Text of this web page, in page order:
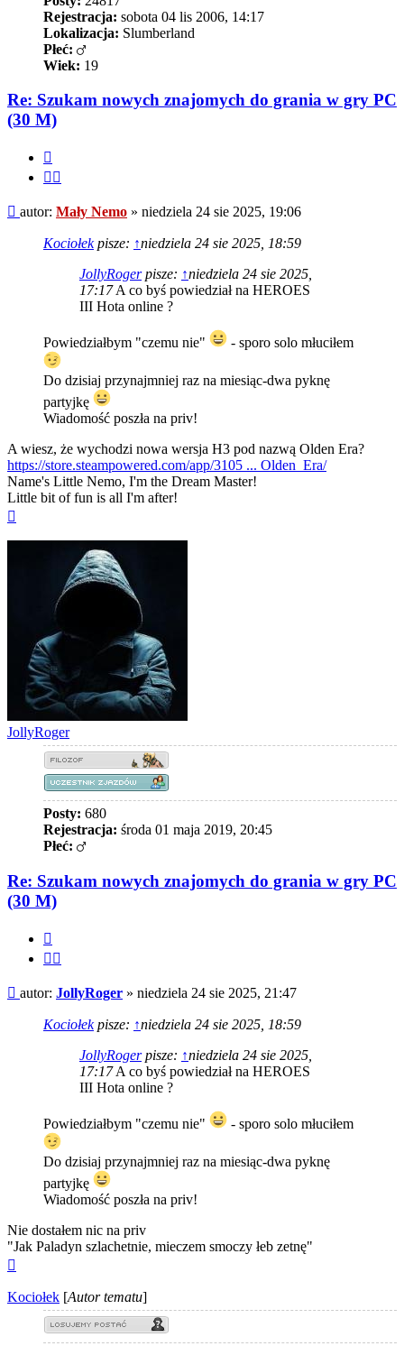
Rejestracja: sobota 04 lis 2006, 14:17
Lokalizacja: Slumberland
Płeć:
Wiek: 19
Re: Szukam nowych znajomych do grania w gry PC
(30 M)
Post
autor: Mały Nemo » niedziela 24 sie 2025, 19:06
Kociołekpisze: ↑niedziela 24 sie 2025, 18:59
JollyRogerpisze: ↑niedziela 24 sie 2025,
17:17A co byś powiedział na HEROES
III Hota online ?
Powiedziałbym "czemu nie" - sporo solo młuciłem
Do dzisiaj przynajmniej raz na miesiąc-dwa pyknę
partyjkę
Wiadomość poszła na priv!
A wiesz, że wychodzi nowa wersja H3 pod nazwą Olden Era?
https://store.steampowered.com/app/3105 ... Olden_Era/
Name's Little Nemo, I'm the Dream Master!
Little bit of fun is all I'm after!
JollyRoger
Posty: 680
Rejestracja: środa 01 maja 2019, 20:45
Płeć:
Re: Szukam nowych znajomych do grania w gry PC
(30 M)
Post
autor: JollyRoger » niedziela 24 sie 2025, 21:47
Kociołekpisze: ↑niedziela 24 sie 2025, 18:59
JollyRogerpisze: ↑niedziela 24 sie 2025,
17:17A co byś powiedział na HEROES
III Hota online ?
Powiedziałbym "czemu nie" - sporo solo młuciłem
Do dzisiaj przynajmniej raz na miesiąc-dwa pyknę
partyjkę
Wiadomość poszła na priv!
Nie dostałem nic na priv
"Jak Paladyn szlachetnie, mieczem smoczy łeb zetnę"
Kociołek [Autor tematu]